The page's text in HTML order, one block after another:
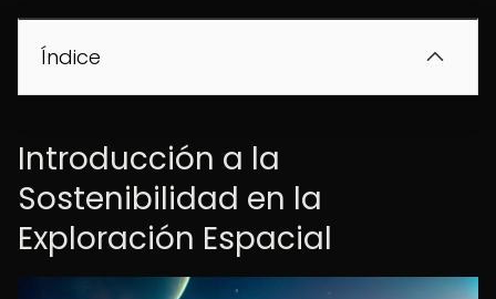
Índice
Introducción a la
Sostenibilidad en la
Exploración Espacial